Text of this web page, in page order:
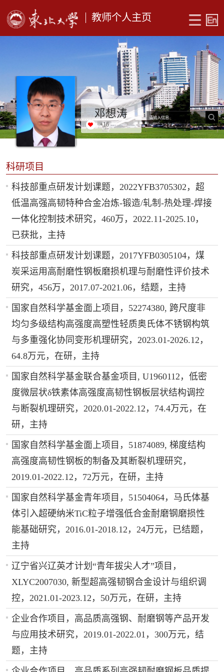
教师个人主页
邓想涛
+16
科研项目
科技部重点研发计划课题，2022YFB3705302，超
低温高强高韧特种合金冶炼-锻造/轧制-热处理-焊接
一体化控制技术研究，460万，2022.11-2025.10，
已获批，主持
科技部重点研发计划课题，2017YFB0305104，煤
炭采运用高耐磨性钢板磨损机理与耐磨性评价技术
研究，456万，2017.07-2021.06，结题，主持
国家自然科学基金面上项目，52274380, 跨尺度非
均匀多级结构高强度高塑性轻质奥氏体不锈钢构筑
与多重强化协同变形机理研究，2023.01-2026.12，
64.8万元，在研，主持
国家自然科学基金联合基金项目, U1960112，低密
度微层状δ铁素体高强度高韧性钢板层状结构调控
与断裂机理研究，2020.01-2022.12，74.4万元，在
研，主持
国家自然科学基金面上项目，51874089, 梯度结构
高强度高韧性钢板的制备及其断裂机理研究，
2019.01-2022.12，72万元，在研，主持
国家自然科学基金青年项目，51504064，马氏体基
体引入超硬纳米TiC粒子增强低合金耐磨钢磨损性
能基础研究，2016.01-2018.12，24万元，已结题，
主持
辽宁省兴辽英才计划“青年拔尖人才”项目，
XLYC2007030, 新型超高强韧钢合金设计与组织调
控，2021.01-2023.12，50万元，在研，主持
企业合作项目，高品质高强钢、耐磨钢等产品开发
与应用技术研究，2019.01-2022.01，300万元，结
题，主持